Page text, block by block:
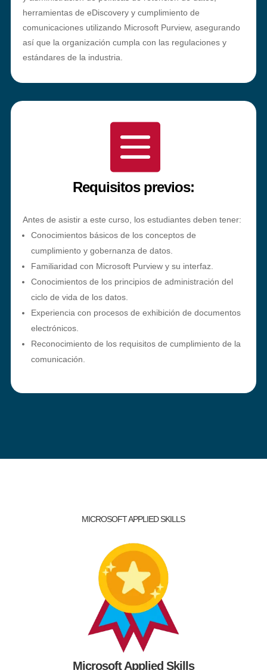
herramientas de eDiscovery y cumplimiento de
comunicaciones utilizando Microsoft Purview, asegurando
así que la organización cumpla con las regulaciones y
estándares de la industria.

Requisitos previos:
Antes de asistir a este curso, los estudiantes deben tener:
Conocimientos básicos de los conceptos de
cumplimiento y gobernanza de datos.
Familiaridad con Microsoft Purview y su interfaz.
Conocimientos de los principios de administración del
ciclo de vida de los datos.
Experiencia con procesos de exhibición de documentos
electrónicos.
Reconocimiento de los requisitos de cumplimiento de la
comunicación.
MICROSOFT APPLIED SKILLS
Microsoft Applied Skills